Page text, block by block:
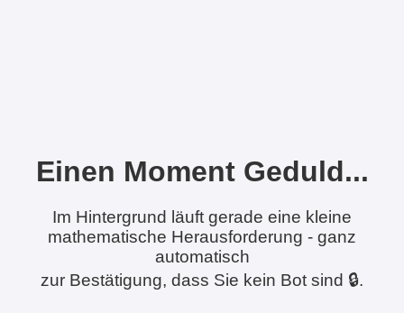
Einen Moment Geduld...
Im Hintergrund läuft gerade eine kleine
mathematische Herausforderung - ganz
automatisch
zur Bestätigung, dass Sie kein Bot sind 🔒.